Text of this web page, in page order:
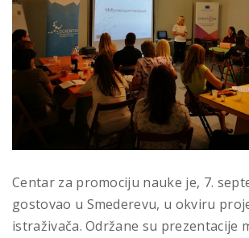
Centar za promociju nauke je, 7.
gostovao u Smederevu, u okviru
istraživača. Održane su prezentacije